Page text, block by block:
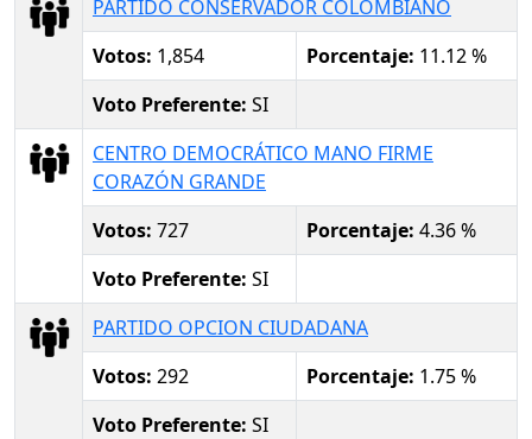
PARTIDO CONSERVADOR COLOMBIANO
Votos: 1,854 Porcentaje: 11.12 %
Voto Preferente: SI
CENTRO DEMOCRÁTICO MANO FIRME
CORAZÓN GRANDE
Votos: 727 Porcentaje: 4.36 %
Voto Preferente: SI
PARTIDO OPCION CIUDADANA
Votos: 292 Porcentaje: 1.75 %
Voto Preferente: SI